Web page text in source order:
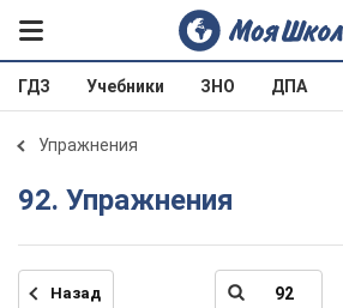
ГДЗ Учебники ЗНО ДПА
Упражнения
92. Упражнения
Назад